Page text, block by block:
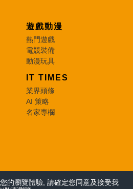
遊戲動漫
熱門遊戲
電競裝備
動漫玩具
IT TIMES
業界頭條
AI 策略
名家專欄
Reserved.
的瀏覽體驗, 請確定您同意及接受我